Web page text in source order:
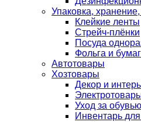
Упаковка,
Клейкие ленты
Стрейч-плёнки
Посуда
Фольга и
Автотовары
Хозтовары
Декор и
Уход за
Инвентарь